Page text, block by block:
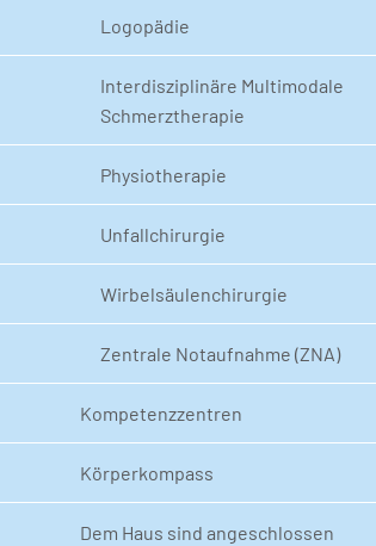
Logopädie
Interdisziplinäre Multimodale
Schmerztherapie
Physiotherapie
Unfallchirurgie
Wirbelsäulenchirurgie
Zentrale Notaufnahme (ZNA)
Kompetenzzentren
Körperkompass
Dem Haus sind angeschlossen